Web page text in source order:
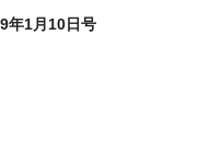
年1月10日号